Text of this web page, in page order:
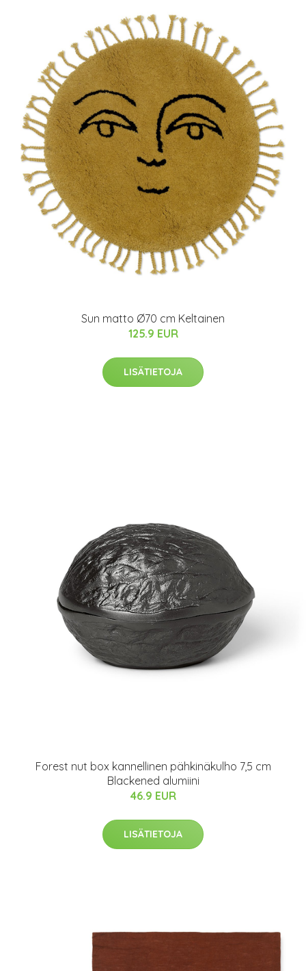
Sun matto Ø70 cm Keltainen
125.9 EUR
LISÄTIETOJA
Forest nut box kannellinen pähkinäkulho 7,5 cm
Blackened alumiini
46.9 EUR
LISÄTIETOJA